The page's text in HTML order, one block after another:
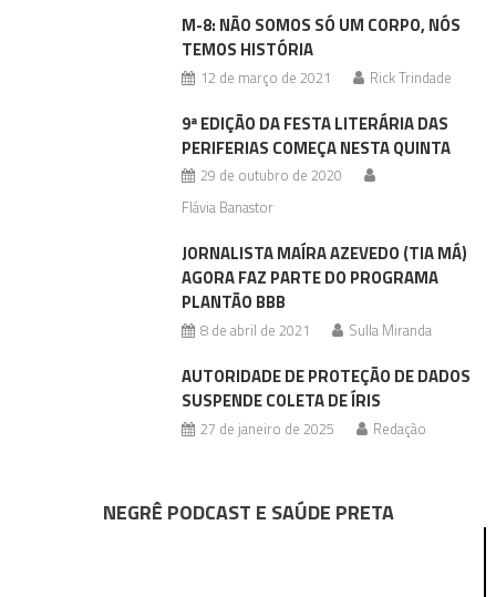
M-8: NÃO SOMOS SÓ UM CORPO, NÓS
TEMOS HISTÓRIA
12 de março de 2021 Rick Trindade
9ª EDIÇÃO DA FESTA LITERÁRIA DAS
PERIFERIAS COMEÇA NESTA QUINTA
29 de outubro de 2020
Flávia Banastor
JORNALISTA MAÍRA AZEVEDO (TIA MÁ)
AGORA FAZ PARTE DO PROGRAMA
PLANTÃO BBB
8 de abril de 2021 Sulla Miranda
AUTORIDADE DE PROTEÇÃO DE DADOS
SUSPENDE COLETA DE ÍRIS
27 de janeiro de 2025 Redação
NEGRÊ PODCAST E SAÚDE PRETA